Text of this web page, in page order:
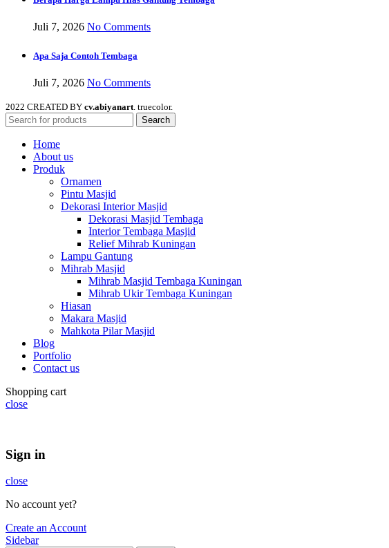
Juli 7, 2026 No Comments
Apa Saja Contoh Tembaga
Juli 7, 2026 No Comments
2022 CREATED BY cv.abiyanart . truecolor.
Search
Home
About us
Produk
Ornamen
Pintu Masjid
Dekorasi Interior Masjid
Dekorasi Masjid Tembaga
Interior Tembaga Masjid
Relief Mihrab Kuningan
Lampu Gantung
Mihrab Masjid
Mihrab Masjid Tembaga Kuningan
Mihrab Ukir Tembaga Kuningan
Hiasan
Makara Masjid
Mahkota Pilar Masjid
Blog
Portfolio
Contact us
Shopping cart
close
Sign in
close
No account yet?
Create an Account
Sidebar